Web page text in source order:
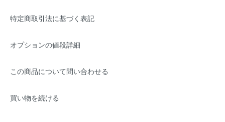
特定商取引法に基づく表記
オプションの値段詳細
この商品について問い合わせる
買い物を続ける